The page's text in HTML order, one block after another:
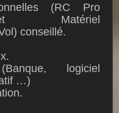
(RC Pro
Matériel
conseillé.
logiciel
…)